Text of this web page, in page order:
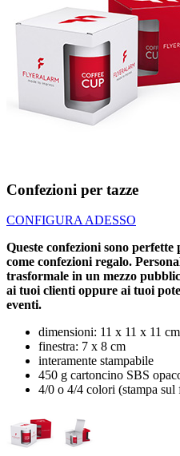
Confezioni per tazze
CONFIGURA ADESSO
Queste confezioni sono perfette
come confezioni regalo.
trasformale in un mezzo
ai tuoi clienti oppure ai tuoi
eventi.
dimensioni: 11 x 11 x 11 cm
finestra: 7 x 8 cm
interamente stampabile
450 g cartoncino SBS
4/0 o 4/4 colori (stampa